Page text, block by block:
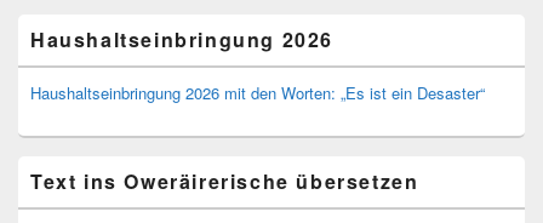
Haushaltseinbringung 2026
Haushaltseinbringung 2026 mit den Worten: „Es ist ein Desaster“
Text ins Oweräirerische übersetzen